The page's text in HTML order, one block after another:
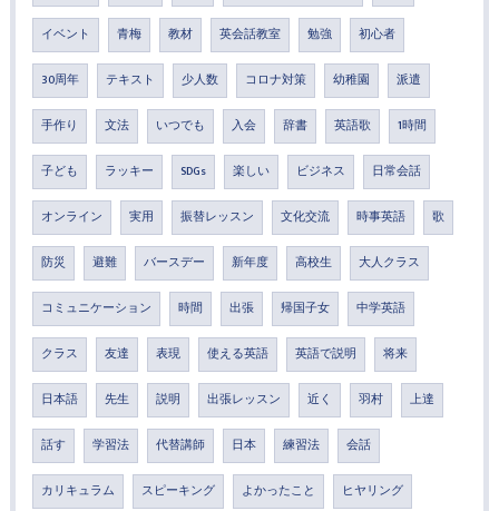
イベント 青梅 教材 英会話教室 勉強 初心者
30周年 テキスト 少人数 コロナ対策 幼稚園 派遣
手作り 文法 いつでも 入会 辞書 英語歌 1時間
子ども ラッキー SDGs 楽しい ビジネス 日常会話
オンライン 実用 振替レッスン 文化交流 時事英語 歌
防災 避難 バースデー 新年度 高校生 大人クラス
コミュニケーション 時間 出張 帰国子女 中学英語
クラス 友達 表現 使える英語 英語で説明 将来
日本語 先生 説明 出張レッスン 近く 羽村 上達
話す 学習法 代替講師 日本 練習法 会話
カリキュラム スピーキング よかったこと ヒヤリング